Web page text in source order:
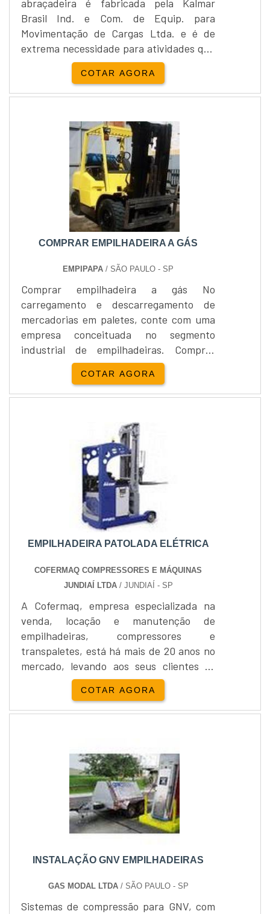
abraçadeira é fabricada pela Kalmar
Brasil Ind. e Com. de Equip. para
Movimentação de Cargas Ltda. e é de
extrema necessidade para atividades que
envolvam a movimentação e
transportação de cargas e materiais. A
Empilhadeira telescópica com
movimentação de vigas de madeira, para
isso a empilhadeira acopla um braço que
recolhe esses materiais.A Empilhadeira
telescópica com abraçadeira....
COTAR AGORA
COMPRAR EMPILHADEIRA A GÁS
EMPIPAPA / SÃO PAULO - SP
Comprar empilhadeira a gás No
carregamento e descarregamento de
mercadorias em paletes, conte com uma
empresa conceituada no segmento
industrial de empilhadeiras. Comprar
empilhadeira a gás de qualidade e com
segurança é na empresa Empipapa. Os
equipamentos são encontrados nas
mais variadas aplicações.Para Comprar
empilhadeira a gás manual em grande
variedade, contate a Empipapa. As
empilhadeiras manuai....
COTAR AGORA
EMPILHADEIRA PATOLADA ELÉTRICA
COFERMAQ COMPRESSORES E MÁQUINAS
JUNDIAÍ LTDA/ JUNDIAÍ - SP
A Cofermaq, empresa especializada na
venda, locação e manutenção de
empilhadeiras, compressores e
transpaletes, está há mais de 20 anos no
mercado, levando aos seus clientes os
produtos de maior qualidade e eficiência,
como a Empilhadeira patolada
elétrica.Com estoque de mais de 5 mil
prezando pelo melhor serviço e soluções.
Seu cliente sempre está em primeiro
COTAR AGORA
INSTALAÇÃO GNV EMPILHADEIRAS
GAS MODAL LTDA/ SÃO PAULO - SP
Sistemas de compressão para GNV, com